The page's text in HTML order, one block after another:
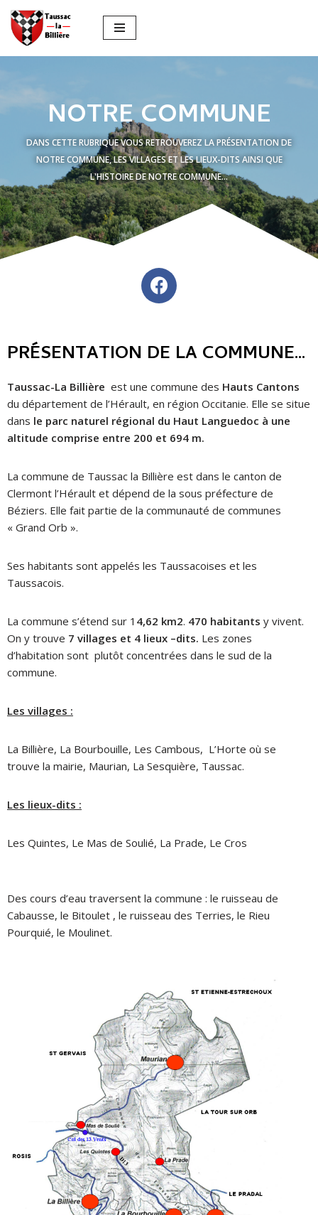
Aller
au
NOTRE COMMUNE
DANS CETTE RUBRIQUE VOUS RETROUVEREZ LA PRÉSENTATION DE
NOTRE COMMUNE, LES VILLAGES ET LES LIEUX-DITS AINSI QUE
L'HISTOIRE DE NOTRE COMMUNE...
PRÉSENTATION DE LA COMMUNE...
Taussac-La Billière est une commune des Hauts Cantons
du département de l’Hérault, en région Occitanie. Elle se situe
dans le parc naturel régional du Haut Languedoc à une
altitude comprise entre 200 et 694 m.
La commune de Taussac la Billière est dans le canton de
Clermont l’Hérault et dépend de la sous préfecture de
Béziers. Elle fait partie de la communauté de communes
« Grand Orb ».
Ses habitants sont appelés les Taussacoises et les
Taussacois.
La commune s’étend sur 1 4,62 km2. 470 habitants y vivent.
On y trouve 7 villages et 4 lieux –dits. Les zones
d’habitation sont plutôt concentrées dans le sud de la
commune.
Les villages :
La Billière, La Bourbouille, Les Cambous, L’Horte où se
trouve la mairie, Maurian, La Sesquière, Taussac.
Les lieux-dits :
Les Quintes, Le Mas de Soulié, La Prade, Le Cros
Des cours d’eau traversent la commune : le ruisseau de
Cabausse, le Bitoulet , le ruisseau des Terries, le Rieu
Pourquié, le Moulinet.